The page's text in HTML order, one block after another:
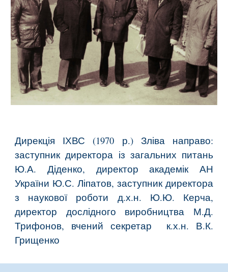
Дирекція ІХВС (1970 р.) Зліва направо:
заступник директора із загальних питань
Ю.А. Діденко, директор академік АН
України Ю.С. Ліпатов, заступник директора
з наукової роботи д.х.н. Ю.Ю. Керча,
директор дослідного виробництва М.Д.
Трифонов, вчений секретар к.х.н. В.К.
Грищенко